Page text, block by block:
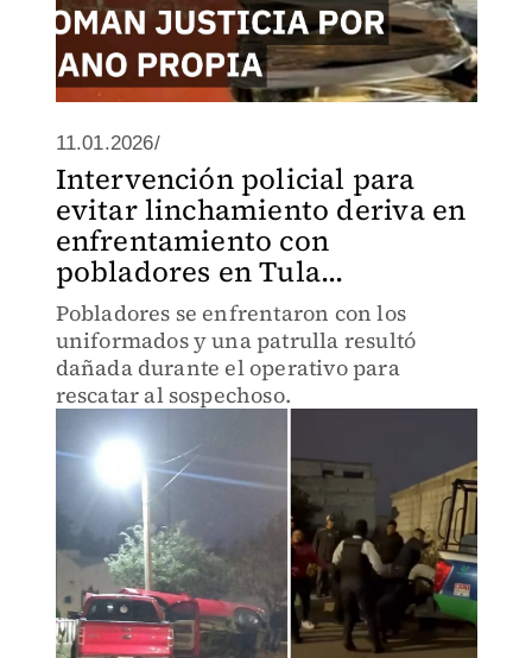
11.01.2026/
Intervención policial para
evitar linchamiento deriva en
enfrentamiento con
pobladores en Tula...
Pobladores se enfrentaron con los
uniformados y una patrulla resultó
dañada durante el operativo para
rescatar al sospechoso.